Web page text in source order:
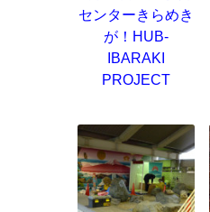
センターきらめき
が！HUB-
IBARAKI
PROJECT